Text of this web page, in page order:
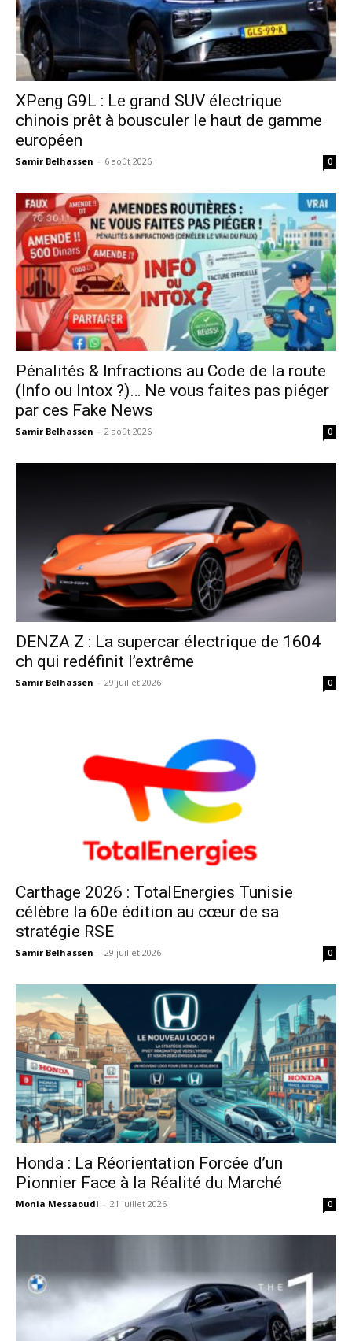
XPeng G9L : Le grand SUV électrique
chinois prêt à bousculer le haut de gamme
européen
Samir Belhassen - 6 août 2026 0
Pénalités & Infractions au Code de la route
(Info ou Intox ?)… Ne vous faites pas piéger
par ces Fake News
Samir Belhassen - 2 août 2026 0
DENZA Z : La supercar électrique de 1604
ch qui redéfinit l’extrême
Samir Belhassen - 29 juillet 2026 0
Carthage 2026 : TotalEnergies Tunisie
célèbre la 60e édition au cœur de sa
stratégie RSE
Samir Belhassen - 29 juillet 2026 0
Honda : La Réorientation Forcée d’un
Pionnier Face à la Réalité du Marché
Monia Messaoudi - 21 juillet 2026 0